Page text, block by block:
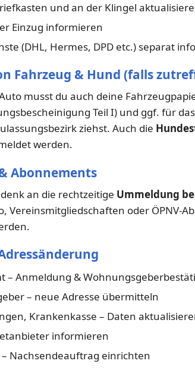
und an der Klingel
Einzug informieren
(DHL, Hermes, DPD etc.) separat
Fahrzeug & Hund (falls
musst du auch deine
Teil I) und ggf. für
ziehst. Auch die
werden.
Abonnements
an die rechtzeitige Ummeldung
Vereinsmitgliedschaften oder ÖPNV-
– Anmeldung &
– neue Adresse übermitteln
Krankenkasse – Daten
informieren
– Nachsendeauftrag einrichten